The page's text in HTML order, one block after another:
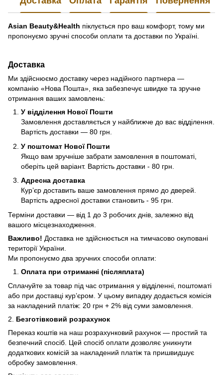
Asian Beauty&Health піклується про ваш комфорт, тому ми
пропонуємо зручні способи оплати та доставки по Україні.
Доставка
Ми здійснюємо доставку через надійного партнера —
компанію «Нова Пошта», яка забезпечує швидке та зручне
отримання ваших замовлень:
У відділення Нової Пошти
Замовлення доставляється у найближче до вас відділення.
Вартість доставки — 80 грн.
У поштомат Нової Пошти
Якщо вам зручніше забрати замовлення в поштоматі,
оберіть цей варіант. Вартість доставки - 80 грн.
Адресна доставка
Кур’єр доставить ваше замовлення прямо до дверей.
Вартість адресної доставки становить - 95 грн.
Терміни доставки — від 1 до 3 робочих днів, залежно від
вашого місцезнаходження.
Важливо! Доставка не здійснюється на тимчасово окуповані
території України.
Ми пропонуємо два зручних способи оплати:
Оплата при отриманні (післяплата)
Сплачуйте за товар під час отримання у відділенні, поштоматі
або при доставці кур’єром. У цьому випадку додається комісія
за накладений платіж: 20 грн + 2% від суми замовлення.
2. Безготівковий розрахунок
Переказ коштів на наш розрахунковий рахунок — простий та
безпечний спосіб. Цей спосіб оплати дозволяє уникнути
додаткових комісій за накладений платіж та пришвидшує
обробку замовлення.